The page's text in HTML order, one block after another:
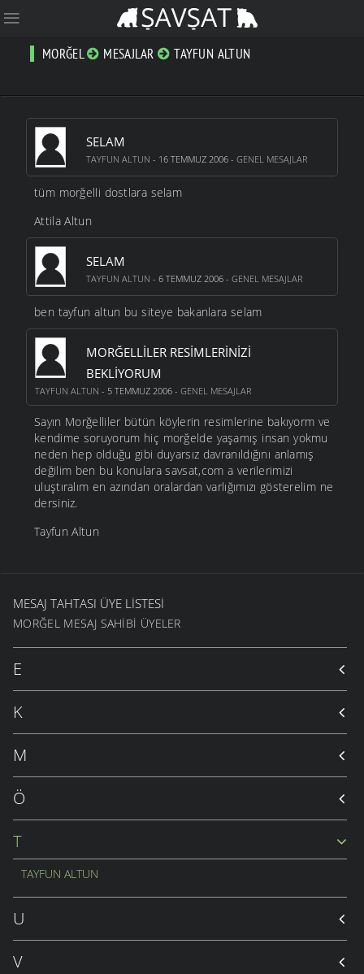
MORĞEL MESAJLAR TAYFUN ALTUN
SELAM
TAYFUN ALTUN - 16 TEMMUZ 2006 - GENEL MESAJLAR
tüm morğelli dostlara selam
Attila Altun
SELAM
TAYFUN ALTUN - 6 TEMMUZ 2006 - GENEL MESAJLAR
ben tayfun altun bu siteye bakanlara selam
MORĞELLILER RESIMLERINIZI
BEKLIYORUM
TAYFUN ALTUN - 5 TEMMUZ 2006 - GENEL MESAJLAR
Sayın Morğelliler bütün köylerin resimlerine bakıyorm ve
kendime soruyorum hiç morğelde yaşamış insan yokmu
neden hep olduğu gibi duyarsız davranıldığını anlamış
değilim ben bu konulara savsat,com a verilerimizi
uluştıralım en azından oralardan varlığımızı gösterelim ne
dersiniz.
Tayfun Altun
MESAJ TAHTASI ÜYE LISTESI
MORĞEL MESAJ SAHIBI ÜYELER
E
K
M
Ö
T
TAYFUN ALTUN
U
V